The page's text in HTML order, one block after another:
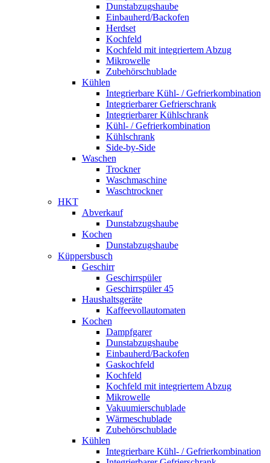
Dunstabzugshaube
Einbauherd/Backofen
Herdset
Kochfeld
Kochfeld mit integriertem Abzug
Mikrowelle
Zubehörschublade
Kühlen
Integrierbare Kühl- / Gefrierkombination
Integrierbarer Gefrierschrank
Integrierbarer Kühlschrank
Kühl- / Gefrierkombination
Kühlschrank
Side-by-Side
Waschen
Trockner
Waschmaschine
Waschtrockner
HKT
Abverkauf
Dunstabzugshaube
Kochen
Dunstabzugshaube
Küppersbusch
Geschirr
Geschirrspüler
Geschirrspüler 45
Haushaltsgeräte
Kaffeevollautomaten
Kochen
Dampfgarer
Dunstabzugshaube
Einbauherd/Backofen
Gaskochfeld
Kochfeld
Kochfeld mit integriertem Abzug
Mikrowelle
Vakuumierschublade
Wärmeschublade
Zubehörschublade
Kühlen
Integrierbare Kühl- / Gefrierkombination